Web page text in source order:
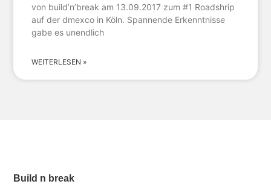
von build’n’break am 13.09.2017 zum #1 Roadshrip
auf der dmexco in Köln. Spannende Erkenntnisse
gabe es unendlich
WEITERLESEN »
Build n break